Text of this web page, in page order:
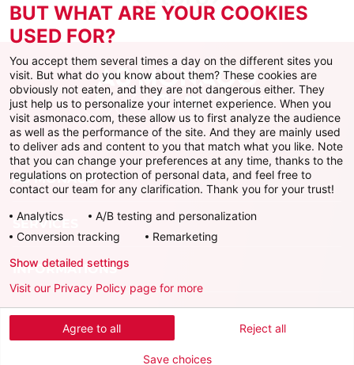
Facebook
X Instagram
YoutubeTikTokTwitch
AS MONACO
SERVICES
INFORMATIONS
Télécharger l'AS Monaco App
BUT WHAT ARE YOUR COOKIES
USED FOR?
You accept them several times a day on the different sites you
visit. But what do you know about them? These cookies are
obviously not eaten, and they are not dangerous either. They
just help us to personalize your internet experience. When you
visit asmonaco.com, these allow us to first analyze the audience
as well as the performance of the site. And they are mainly used
to deliver ads and content to you that match what you like. Note
that you can change your preferences at any time, thanks to the
regulations on protection of personal data, and feel free to
contact our team for any clarification. Thank you for your trust!
Analytics
A/B testing and personalization
Conversion tracking
Remarketing
Agree to all Reject all
Show detailed settings
Visit our Privacy Policy page for more
Save choices